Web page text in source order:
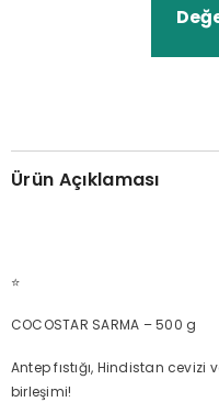
Ürün Açıklaması
⭐
COCOSTAR SARMA – 500 g
Antep fıstığı, Hindistan cevizi
birleşimi!